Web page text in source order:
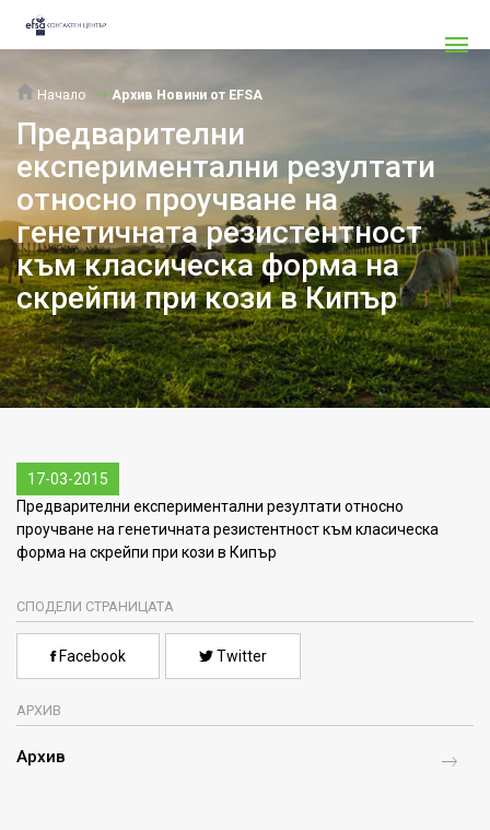
Начало Архив Новини от EFSA
Предварителни
експериментални резултати
относно проучване на
генетичната резистентност
към класическа форма на
скрейпи при кози в Кипър
17-03-2015
Предварителни експериментални резултати относно
проучване на генетичната резистентност към класическа
форма на скрейпи при кози в Кипър
СПОДЕЛИ СТРАНИЦАТА
Facebook Twitter
АРХИВ
Архив